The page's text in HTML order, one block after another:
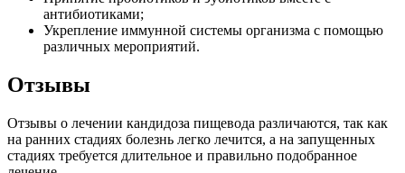
антибиотиками;
Укрепление иммунной системы организма с помощью
различных мероприятий.
Отзывы
Отзывы о лечении кандидоза пищевода различаются, так как
на ранних стадиях болезнь легко лечится, а на запущенных
стадиях требуется длительное и правильно подобранное